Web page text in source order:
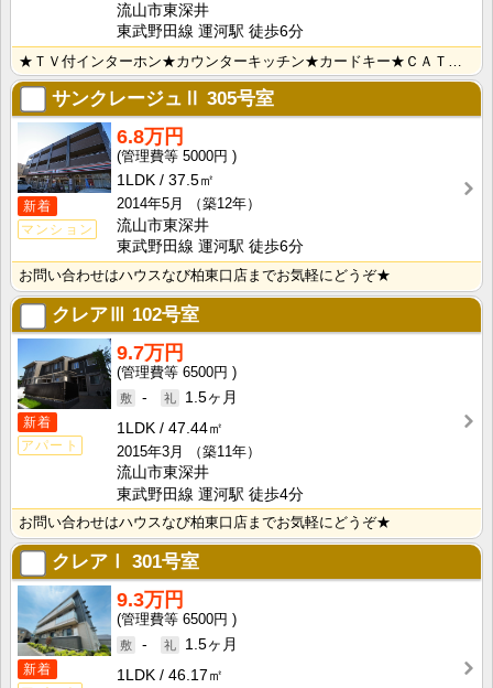
流山市東深井
東武野田線 運河駅 徒歩6分
サンクレージュⅡ 305号室
新着
マンション
6.8万円
5000円
1LDK
37.5㎡
2014年5月
（築12年）
流山市東深井
東武野田線 運河駅 徒歩6分
お問い合わせはハウスなび柏東口店までお気軽にどうぞ★
クレアⅢ 102号室
新着
アパート
9.7万円
6500円
-
1.5ヶ月
1LDK
47.44㎡
2015年3月
（築11年）
流山市東深井
東武野田線 運河駅 徒歩4分
お問い合わせはハウスなび柏東口店までお気軽にどうぞ★
クレアⅠ 301号室
新着
9.3万円
6500円
-
1.5ヶ月
1LDK
46.17㎡